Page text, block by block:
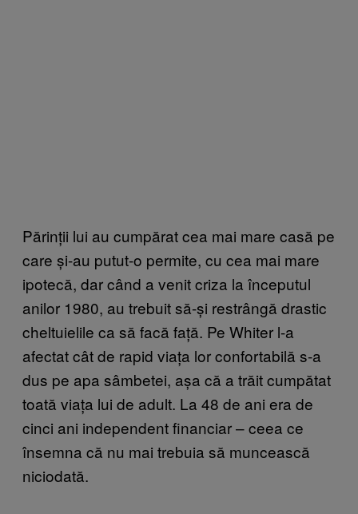
Părinții lui au cumpărat cea mai mare casă pe
care și-au putut-o permite, cu cea mai mare
ipotecă, dar când a venit criza la începutul
anilor 1980, au trebuit să-și restrângă drastic
cheltuielile ca să facă față. Pe Whiter l-a
afectat cât de rapid viața lor confortabilă s-a
dus pe apa sâmbetei, așa că a trăit cumpătat
toată viața lui de adult. La 48 de ani era de
cinci ani independent financiar – ceea ce
însemna că nu mai trebuia să muncească
niciodată.